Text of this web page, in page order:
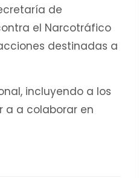
de
el Narcotráfico
destinadas a
incluyendo a los
a a colaborar en